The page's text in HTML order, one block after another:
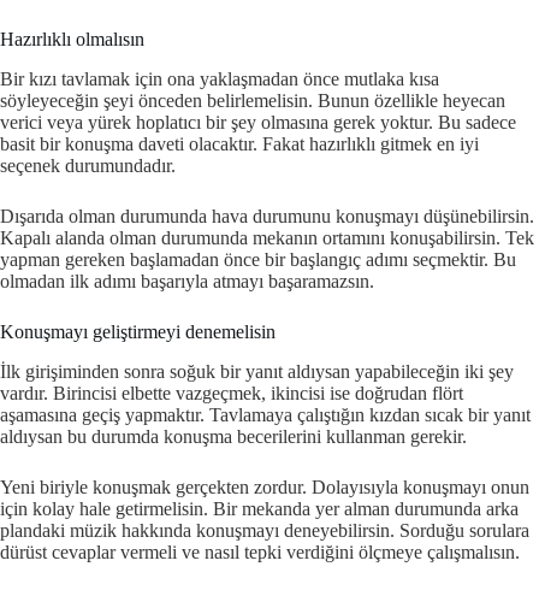
Hazırlıklı olmalısın
Bir kızı tavlamak için ona yaklaşmadan önce mutlaka kısa
söyleyeceğin şeyi önceden belirlemelisin. Bunun özellikle heyecan
verici veya yürek hoplatıcı bir şey olmasına gerek yoktur. Bu sadece
basit bir konuşma daveti olacaktır. Fakat hazırlıklı gitmek en iyi
seçenek durumundadır.
Dışarıda olman durumunda hava durumunu konuşmayı düşünebilirsin.
Kapalı alanda olman durumunda mekanın ortamını konuşabilirsin. Tek
yapman gereken başlamadan önce bir başlangıç adımı seçmektir. Bu
olmadan ilk adımı başarıyla atmayı başaramazsın.
Konuşmayı geliştirmeyi denemelisin
İlk girişiminden sonra soğuk bir yanıt aldıysan yapabileceğin iki şey
vardır. Birincisi elbette vazgeçmek, ikincisi ise doğrudan flört
aşamasına geçiş yapmaktır. Tavlamaya çalıştığın kızdan sıcak bir yanıt
aldıysan bu durumda konuşma becerilerini kullanman gerekir.
Yeni biriyle konuşmak gerçekten zordur. Dolayısıyla konuşmayı onun
için kolay hale getirmelisin. Bir mekanda yer alman durumunda arka
plandaki müzik hakkında konuşmayı deneyebilirsin. Sorduğu sorulara
dürüst cevaplar vermeli ve nasıl tepki verdiğini ölçmeye çalışmalısın.